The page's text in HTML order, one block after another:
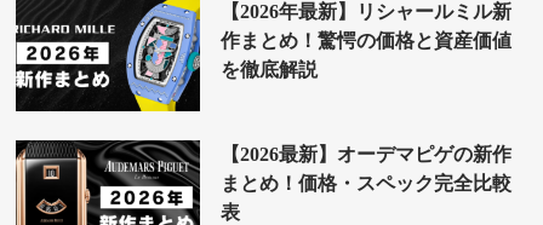
【2026年最新】リシャールミル新
作まとめ！驚愕の価格と資産価値
を徹底解説
【2026最新】オーデマピゲの新作
まとめ！価格・スペック完全比較
表